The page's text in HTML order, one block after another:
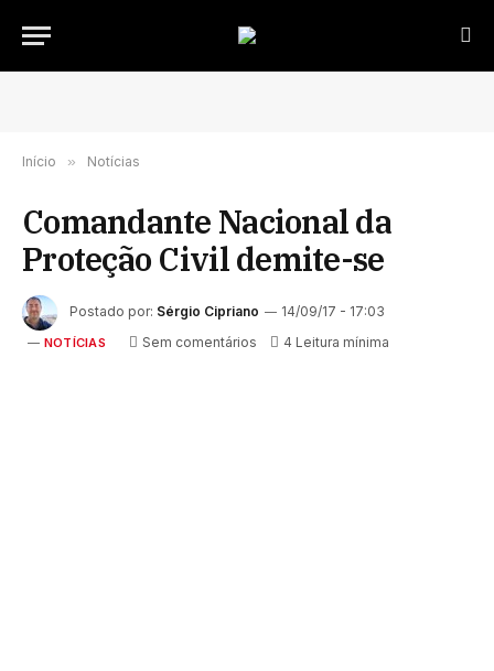
Início » Notícias
Comandante Nacional da
Proteção Civil demite-se
Postado por: Sérgio Cipriano 14/09/17 - 17:03
NOTÍCIAS Sem comentários 4 Leitura mínima